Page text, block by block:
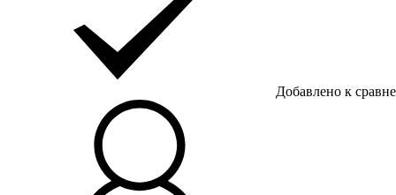
Добавлено к